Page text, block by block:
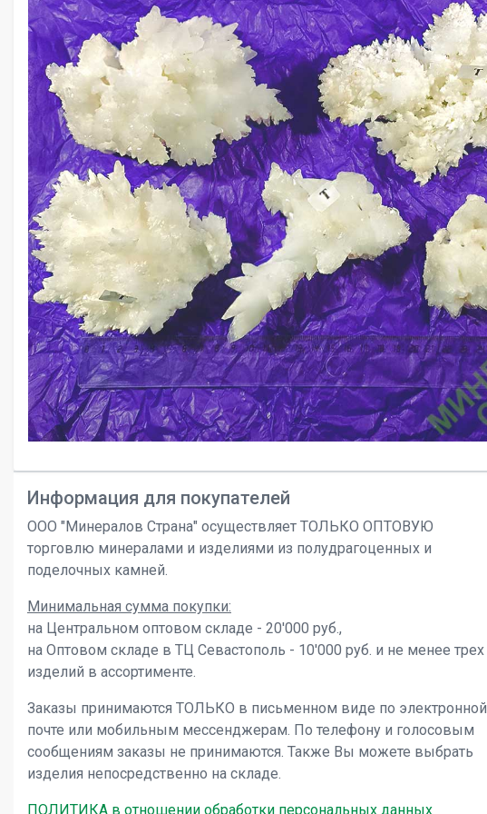
Информация для покупателей
ООО "Минералов Страна" осуществляет ТОЛЬКО ОПТОВУЮ
торговлю минералами и изделиями из полудрагоценных и
поделочных камней.
Минимальная сумма покупки:
на Центральном оптовом складе - 20'000 руб.,
на Оптовом складе в ТЦ Севастополь - 10'000 руб. и не менее трех
изделий в ассортименте.
Заказы принимаются ТОЛЬКО в письменном виде по электронной
почте или мобильным мессенджерам. По телефону и голосовым
сообщениям заказы не принимаются. Также Вы можете выбрать
изделия непосредственно на складе.
ПОЛИТИКА в отношении обработки персональных данных